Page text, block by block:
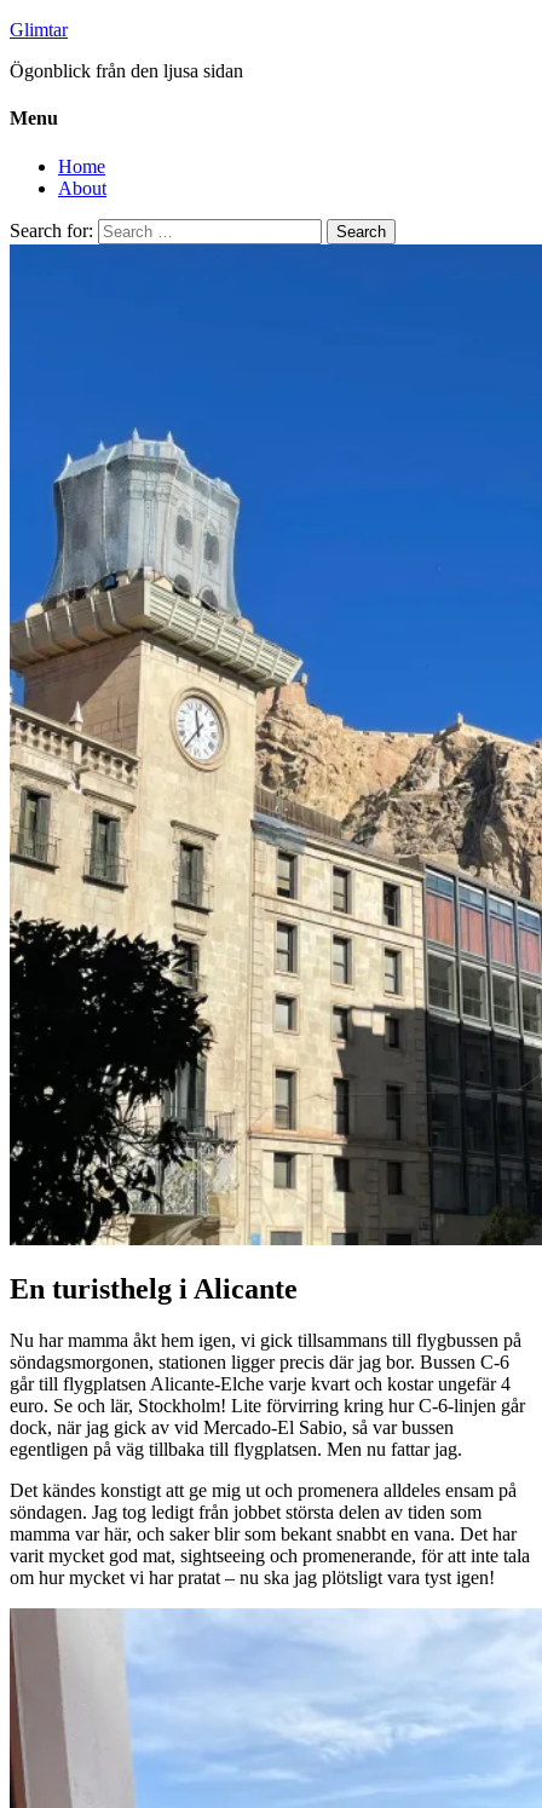
Glimtar
Ögonblick från den ljusa sidan
Menu
Home
About
Search for:
En turisthelg i Alicante
Nu har mamma åkt hem igen, vi gick tillsammans till flygbussen på
söndagsmorgonen, stationen ligger precis där jag bor. Bussen C-6
går till flygplatsen Alicante-Elche varje kvart och kostar ungefär 4
euro. Se och lär, Stockholm! Lite förvirring kring hur C-6-linjen går
dock, när jag gick av vid Mercado-El Sabio, så var bussen
egentligen på väg tillbaka till flygplatsen. Men nu fattar jag.
Det kändes konstigt att ge mig ut och promenera alldeles ensam på
söndagen. Jag tog ledigt från jobbet största delen av tiden som
mamma var här, och saker blir som bekant snabbt en vana. Det har
varit mycket god mat, sightseeing och promenerande, för att inte tala
om hur mycket vi har pratat – nu ska jag plötsligt vara tyst igen!